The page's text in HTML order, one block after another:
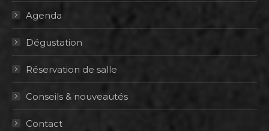
Agenda
Dégustation
Réservation de salle
Conseils & nouveautés
Contact